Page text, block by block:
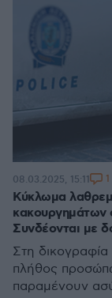
Κύκλωμα
κακουργημάτων
Συνδέονται με
Στη
πλήθος
παραμένουν
08.03.2025, 15:11 1